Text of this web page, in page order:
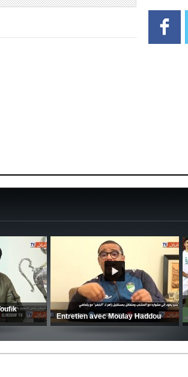
CSC: La préparation des hommes
d’Amrani se poursuit en Tunisie
le large
au FC